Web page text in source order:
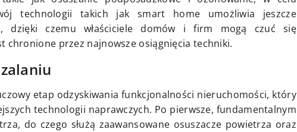
technologii takich jak smart home umożliwia jeszcze
dzięki czemu właściciele domów i firm mogą czuć się
chronione przez najnowsze osiągnięcia techniki.
etap odzyskiwania funkcjonalności nieruchomości, który
technologii naprawczych. Po pierwsze, fundamentalnym
do czego służą zaawansowane osuszacze powietrza oraz